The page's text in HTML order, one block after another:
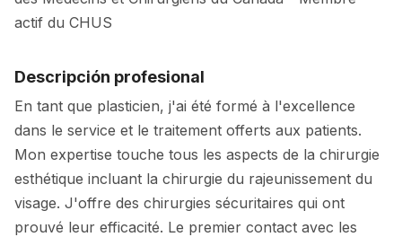
actif du CHUS
Descripción profesional
En tant que plasticien, j'ai été formé à l'excellence
dans le service et le traitement offerts aux patients.
Mon expertise touche tous les aspects de la chirurgie
esthétique incluant la chirurgie du rajeunissement du
visage. J'offre des chirurgies sécuritaires qui ont
prouvé leur efficacité. Le premier contact avec les